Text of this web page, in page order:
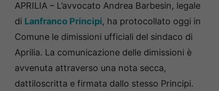
APRILIA – L’avvocato Andrea Barbesin, legale
di Lanfranco Principi, ha protocollato oggi in
Comune le dimissioni ufficiali del sindaco di
Aprilia. La comunicazione delle dimissioni è
avvenuta attraverso una nota secca,
dattiloscritta e firmata dallo stesso Principi.